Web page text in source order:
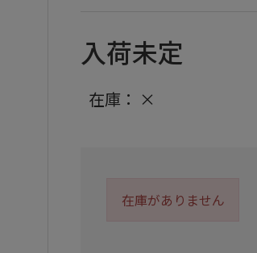
入荷未定
在庫： ×
在庫がありません